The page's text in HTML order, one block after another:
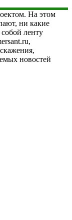
На этом
ни какие
ленту
новостей